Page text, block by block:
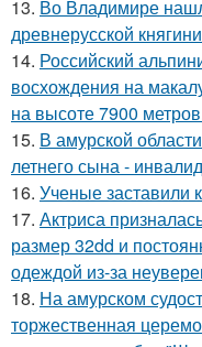
13. Во Владимире
древнерусской
14. Российский
восхождения на
на высоте 7900
15. В амурской
летнего сына -
16. Ученые заставили
17. Актриса
размер 32dd и
одеждой из-за
18. На амурском
торжественная